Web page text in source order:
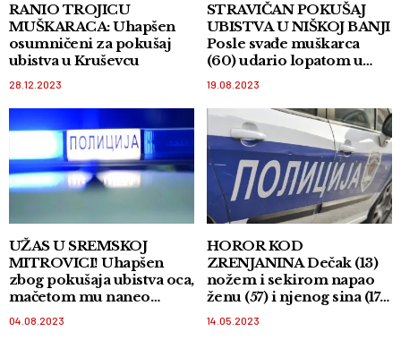
RANIO TROJICU
MUŠKARACA: Uhapšen
osumničeni za pokušaj
ubistva u Kruševcu
28.12.2023
STRAVIČAN POKUŠAJ
UBISTVA U NIŠKOJ BANJI
Posle svađe muškarca
(60) udario lopatom u
glavu!
19.08.2023
UŽAS U SREMSKOJ
MITROVICI! Uhapšen
zbog pokušaja ubistva oca,
mačetom mu naneo
telesne povrede
04.08.2023
HOROR KOD
ZRENJANINA Dečak (13)
nožem i sekirom napao
ženu (57) i njenog sina (17)!
Momak u kritičnom
stanju!
14.05.2023